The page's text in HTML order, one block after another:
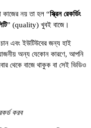
কাজের নয় তা হল “স্ক্রিন রেকর্ডিং
” (quality) খুবই বাজে।
এবং ইউটিউবের জন্য হাই
অন্য যেকোন কারণে, আপনি
থেকে বাজে থাকুক বা সেই ভিডিও
করব